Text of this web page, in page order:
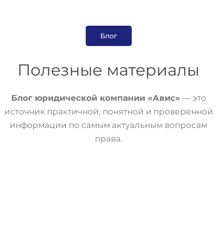
Блог
Полезные материалы
Блог юридической компании «Авис» — это
источник практичной, понятной и проверенной
информации по самым актуальным вопросам
права.